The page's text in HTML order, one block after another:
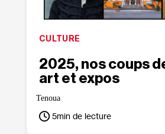
CULTURE
2025, nos coups
art et expos
Tenoua
5min de lecture